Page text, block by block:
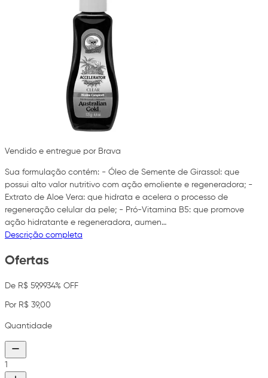
Vendido e entregue por Brava
Sua formulação contém: - Óleo de Semente de Girassol: que
possui alto valor nutritivo com ação emoliente e regeneradora; -
Extrato de Aloe Vera: que hidrata e acelera o processo de
regeneração celular da pele; - Pró-Vitamina B5: que promove
ação hidratante e regeneradora, aumen…
Descrição completa
Ofertas
De R$ 59,9934% OFF
Por R$ 39,00
Quantidade
1